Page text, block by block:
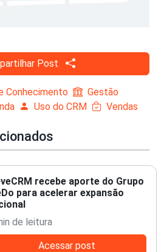
Post
Conhecimento
Gestão
Uso do CRM Vendas
recebe aporte do Grupo
para acelerar expansão
de leitura
Acessar post